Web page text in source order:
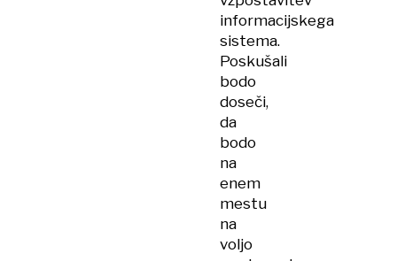
informacijskega
sistema.
Poskušali
bodo
doseči,
da
bodo
na
enem
mestu
na
voljo